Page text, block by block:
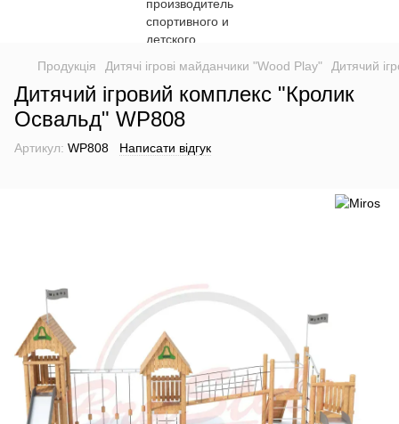
Продукція Дитячі ігрові майданчики "Wood Play" Дитячий
Дитячий ігровий комплекс "Кролик
Освальд" WP808
Артикул: WP808 Написати відгук